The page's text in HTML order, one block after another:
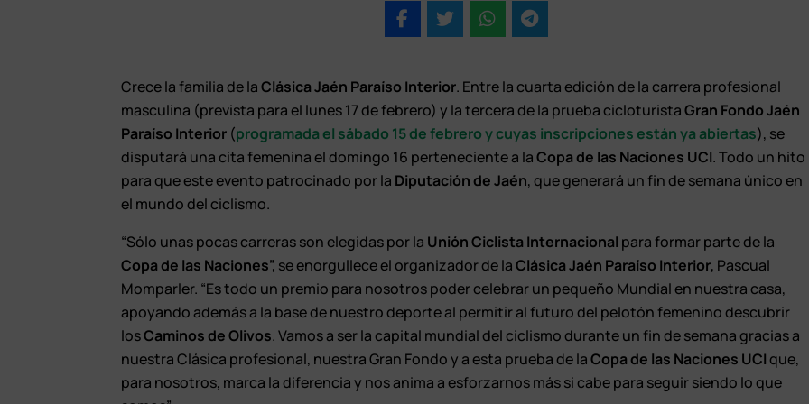
Crece la familia de laClásica Jaén Paraíso Interior. Entre la cuarta edición de la carrera profesional
masculina (prevista para el lunes 17 de febrero) y la tercera de la prueba cicloturistaGran Fondo Jaén
Paraíso Interior (programada el sábado 15 de febrero y cuyas inscripciones están ya abiertas), se
disputará una cita femenina el domingo 16 perteneciente a laCopa de las Naciones UCI. Todo un hito
para que este evento patrocinado por la Diputación de Jaén, que generará un fin de semana único en
el mundo del ciclismo.
“Sólo unas pocas carreras son elegidas por la Unión Ciclista Internacional para formar parte de la
Copa de las Naciones”, se enorgullece el organizador de laClásica Jaén Paraíso Interior, Pascual
Momparler. “Es todo un premio para nosotros poder celebrar un pequeño Mundial en nuestra casa,
apoyando además a la base de nuestro deporte al permitir al futuro del pelotón femenino descubrir
losCaminos de Olivos. Vamos a ser la capital mundial del ciclismo durante un fin de semana gracias a
nuestra Clásica profesional, nuestra Gran Fondo y a esta prueba de laCopa de las Naciones UCIque,
para nosotros, marca la diferencia y nos anima a esforzarnos más si cabe para seguir siendo lo que